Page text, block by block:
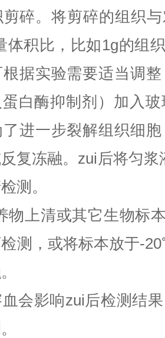
碎。将剪碎的组织
体积比，比如1g的组
据实验需要适当调
白酶抑制剂）加入
进一步裂解组织细
复冻融。zui后将匀浆
测。
物上清或其它生物标
测，或将标本放于-
会影响zui后检测结